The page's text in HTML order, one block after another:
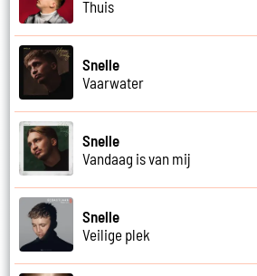
Thuis
Snelle
Vaarwater
Snelle
Vandaag is van mij
Snelle
Veilige plek